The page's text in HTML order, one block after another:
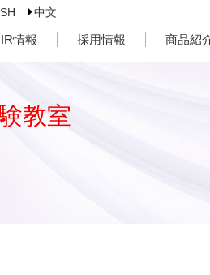
中文
IR情報 採用情報 商品紹
教室